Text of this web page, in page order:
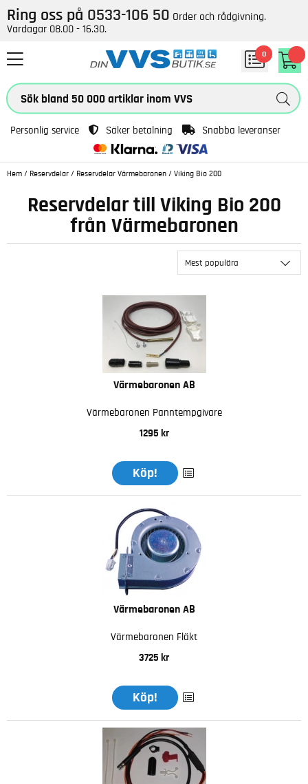
Ring oss på 0533-106 50 Order och rådgivning.
Vardagar 08.00 - 16.30.
0
Personlig service Säker betalning Snabba leveranser
Hem / Reservdelar / Reservdelar Värmebaronen / Viking Bio 200
Reservdelar till Viking Bio 200
från Värmebaronen
Mest populära
Värmebaronen AB
Värmebaronen Panntempgivare
1295 kr
Köp!
Värmebaronen AB
Värmebaronen Fläkt
3725 kr
Köp!